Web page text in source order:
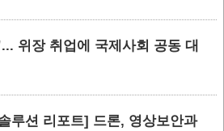
위장 취업에 국제사회 공동 대
루션 리포트] 드론, 영상보안과